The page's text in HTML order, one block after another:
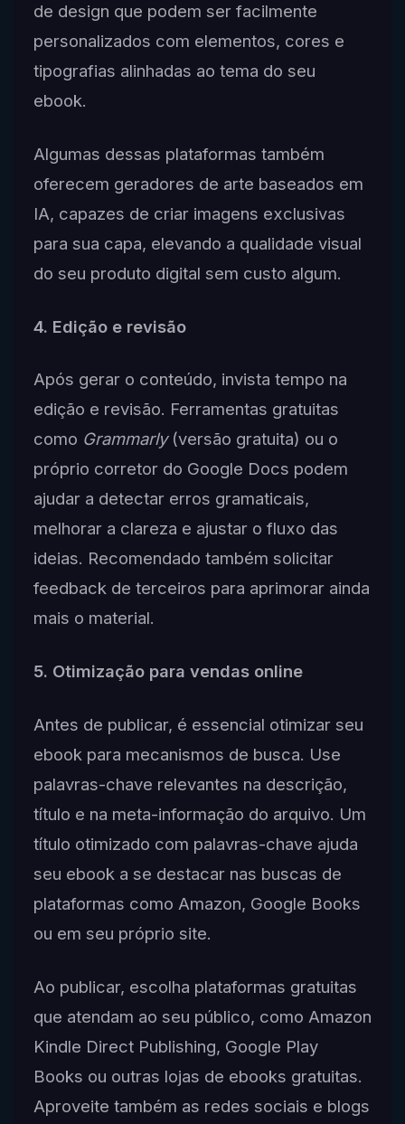
de design que podem ser facilmente
personalizados com elementos, cores e
tipografias alinhadas ao tema do seu
ebook.
Algumas dessas plataformas também
oferecem geradores de arte baseados em
IA, capazes de criar imagens exclusivas
para sua capa, elevando a qualidade visual
do seu produto digital sem custo algum.
4. Edição e revisão
Após gerar o conteúdo, invista tempo na
edição e revisão. Ferramentas gratuitas
como Grammarly(versão gratuita) ou o
próprio corretor do Google Docs podem
ajudar a detectar erros gramaticais,
melhorar a clareza e ajustar o fluxo das
ideias. Recomendado também solicitar
feedback de terceiros para aprimorar ainda
mais o material.
5. Otimização para vendas online
Antes de publicar, é essencial otimizar seu
ebook para mecanismos de busca. Use
palavras-chave relevantes na descrição,
título e na meta-informação do arquivo. Um
título otimizado com palavras-chave ajuda
seu ebook a se destacar nas buscas de
plataformas como Amazon, Google Books
ou em seu próprio site.
Ao publicar, escolha plataformas gratuitas
que atendam ao seu público, como Amazon
Kindle Direct Publishing, Google Play
Books ou outras lojas de ebooks gratuitas.
Aproveite também as redes sociais e blogs